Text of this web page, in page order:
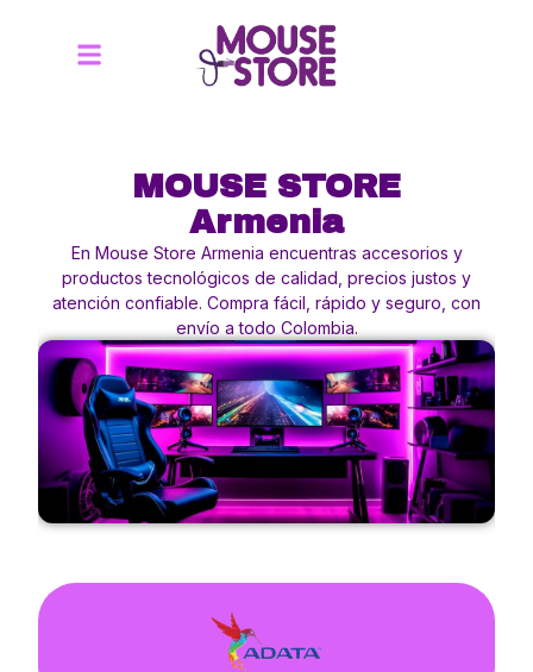
MOUSE STORE
Armenia
En Mouse Store Armenia encuentras accesorios y
productos tecnológicos de calidad, precios justos y
atención confiable. Compra fácil, rápido y seguro, con
envío a todo Colombia.